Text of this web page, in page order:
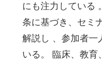
にも注力している
条に基づき、セミ
解説し 、参加者一
いる。 臨床、教育